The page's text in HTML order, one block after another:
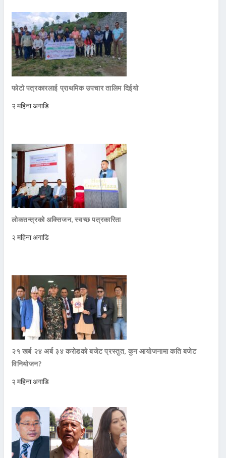
फोटो पत्रकारलाई प्राथमिक उपचार तालिम दिईयो
२ महिना अगाडि
लोकतन्त्रको अक्सिजन, स्वच्छ पत्रकारिता
२ महिना अगाडि
२१ खर्ब २४ अर्ब ३४ करोडको बजेट प्रस्तुत, कुन आयोजनामा कति बजेट
विनियोजन?
२ महिना अगाडि